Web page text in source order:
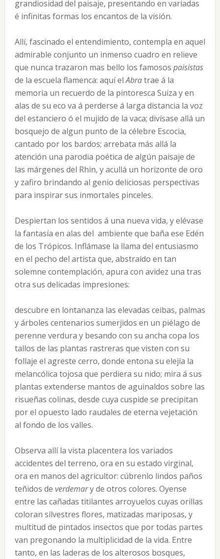
grandiosidad del paisaje, presentando en variadas
é infinitas formas los encantos de la visión.
Allí, fascinado el entendimiento, contempla en aquel
admirable conjunto un inmenso cuadro en relieve
que nunca trazaron mas bello los famosos paisistas
de la escuela flamenca: aquí elAbratrae á la
memoria un recuerdo de la pintoresca Suiza y en
alas de su eco va á perderse á larga distancia la voz
del estanciero ó el mujido de la vaca; divísase allá un
bosquejo de algun punto de la célebre Escocia,
cantado por los bardos; arrebata más allá la
atención una parodia poética de algún paisaje de
las márgenes del Rhin, y acullá un horizonte de oro
y zafiro brindando al genio deliciosas perspectivas
para inspirar sus inmortales pinceles.
Despiertan los sentidos á una nueva vida, y elévase
la fantasía en alas del ambiente que baña ese Edén
de los Trópicos. Inflámase la llama del entusiasmo
en el pecho del artista que, abstraído en tan
solemne contemplación, apura con avidez una tras
otra sus delicadas impresiones:
descubre en lontananza las elevadas ceibas, palmas
y árboles centenarios sumerjidos en un piélago de
perenne verdura y besando con su ancha copa los
tallos de las plantas rastreras que visten con su
follaje el agreste cerro, donde entona su elejía la
melancólica tojosa que perdiera su nido; mira á sus
plantas extenderse mantos de aguinaldos sobre las
risueñas colinas, desde cuya cuspide se precipitan
por el opuesto lado raudales de eterna vejetación
al fondo de los valles.
Observa allí la vista placentera los variados
accidentes del terreno, ora en su estado virginal,
ora en manos del agricultor: cúbrenlo lindos paños
teñidos de verdemary de otros colores. Oyense
entre las cañadas titilantes arroyuelos cuyas orillas
coloran silvestres flores, matizadas mariposas, y
multitud de pintados insectos que por todas partes
van pregonando la multiplicidad de la vida. Entre
tanto, en las laderas de los alterosos bosques,